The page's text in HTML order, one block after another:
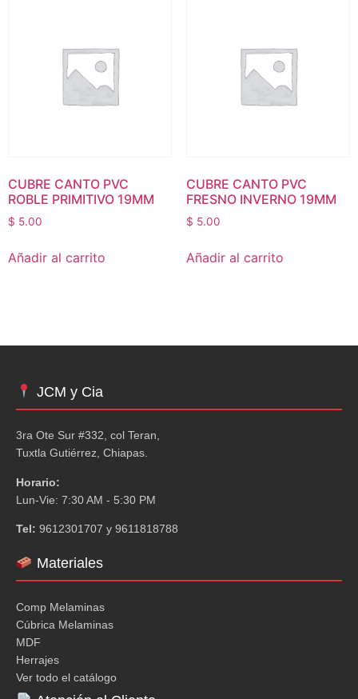
CUBRE CANTO PVC
ROBLE PRIMITIVO 19MM
$ 5.00
Añadir al carrito
CUBRE CANTO PVC
FRESNO INVERNO 19MM
$ 5.00
Añadir al carrito
JCM y Cia
3ra Ote Sur #332, col Teran,
Tuxtla Gutiérrez, Chiapas.
Horario:
Lun-Vie: 7:30 AM - 5:30 PM
Tel: 9612301707 y 9611818788
Materiales
Comp Melaminas
Cúbrica Melaminas
MDF
Herrajes
Ver todo el catálogo